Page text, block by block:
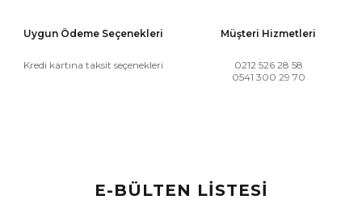
Uygun Ödeme Seçenekleri
Kredi kartına taksit seçenekleri
Müşteri Hizmetleri
0212 526 28 58
0541 300 29 70
E-BÜLTEN LİSTESİ